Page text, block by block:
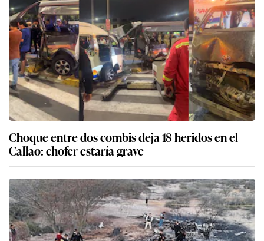
Choque entre dos combis deja 18 heridos en el
Callao: chofer estaría grave